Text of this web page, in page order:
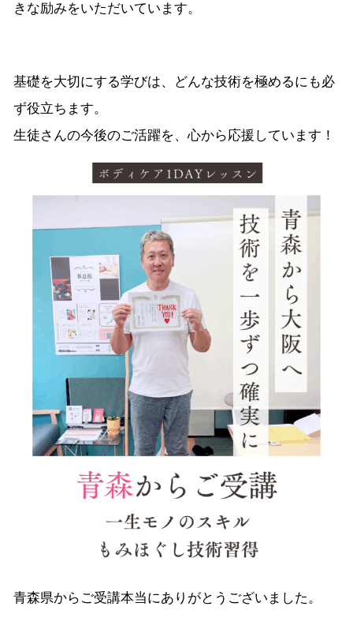
きな励みをいただいています。
基礎を大切にする学びは、どんな技術を極めるにも必
ず役立ちます。
生徒さんの今後のご活躍を、心から応援しています！
青森県からご受講本当にありがとうございました。